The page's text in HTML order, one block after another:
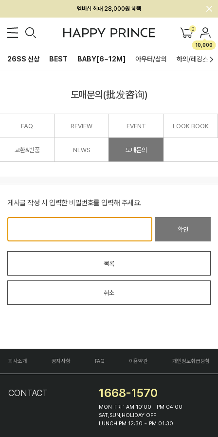
멤버십 최대 28,000원 혜택
0
10,000
26SS 신상 BEST BABY[6~12M] 아우터/상의 하의/레깅스
도매문의(批发咨询)
FAQ REVIEW EVENT LOOK BOOK
교환&반품 NEWS 도매문의
게시글 작성 시 입력한 비밀번호를 입력해 주세요.
확인
목록
취소
회사소개 공지사항 FAQ 이용약관 개인정보취급방침
CONTACT 1668-1570
MON-FRI : AM 10:00 - PM 04:00
SAT,SUN,HOLIDAY OFF
LUNCH PM 12:30 ~ PM 01:30